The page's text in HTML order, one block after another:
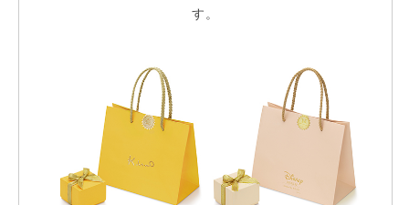
無料手打ち刻印サービス
ギフトラッピング
22,000円以上送料無料
す。